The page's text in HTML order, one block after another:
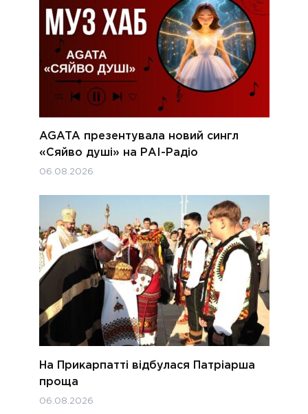
AGATA презентувала новий сингл
«Сяйво душі» на РАІ-Радіо
06.08.2026
На Прикарпатті відбулася Патріарша
проща
06.08.2026